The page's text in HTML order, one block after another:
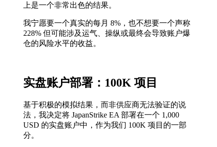
上是一个非常出色的结果。
我宁愿要一个真实的每月 8%，也不想要一个声称
228% 但可能涉及运气、操纵或最终会导致账户爆
仓的风险水平的收益。
实盘账户部署：100K 项目
基于积极的模拟结果，而非供应商无法验证的说
法，我决定将 JapanStrike EA 部署在一个 1,000
USD 的实盘账户中，作为我们 100K 项目的一部
分。